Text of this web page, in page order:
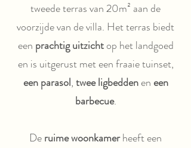
tweede terras van 20m² aan de
voorzijde van de villa. Het terras biedt
een prachtig uitzichtop het landgoed
en is uitgerust met een fraaie tuinset,
een parasol,twee ligbeddenen een
barbecue.
Deruime woonkamerheeft een